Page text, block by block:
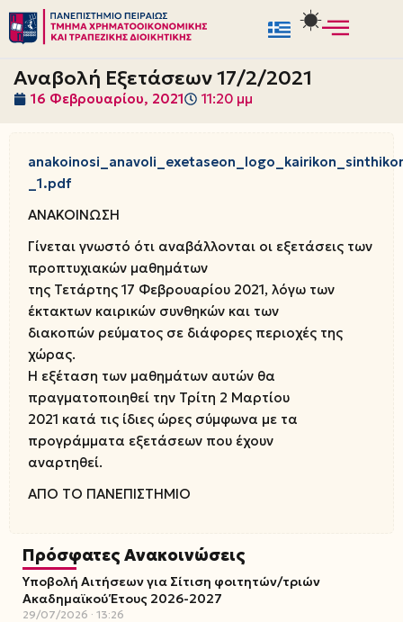
Μεταπηδήστε
στο
περιεχόμενο
Αναβολή Εξετάσεων 17/2/2021
16 Φεβρουαρίου, 2021 11:20 μμ
_1.pdf
ΑΝΑΚΟΙΝΩΣΗ
Γίνεται γνωστό ότι αναβάλλονται οι εξετάσεις των
προπτυχιακών μαθημάτων
της Τετάρτης 17 Φεβρουαρίου 2021, λόγω των
έκτακτων καιρικών συνθηκών και των
διακοπών ρεύματος σε διάφορες περιοχές της
χώρας.
Η εξέταση των μαθημάτων αυτών θα
πραγματοποιηθεί την Τρίτη 2 Μαρτίου
2021 κατά τις ίδιες ώρες σύμφωνα με τα
προγράμματα εξετάσεων που έχουν
αναρτηθεί.
ΑΠΟ ΤΟ ΠΑΝΕΠΙΣΤΗΜΙΟ
Πρόσφατες Ανακοινώσεις
Υποβολή Αιτήσεων για Σίτιση φοιτητών/τριών
Ακαδημαϊκού Έτους 2026-2027
29/07/2026 13:26